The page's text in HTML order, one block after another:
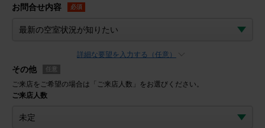
お問合せ内容 必須
詳細な要望を入力する（任意）
その他 任意
ご来店をご希望の場合は「ご来店人数」をお選びください。
ご来店人数